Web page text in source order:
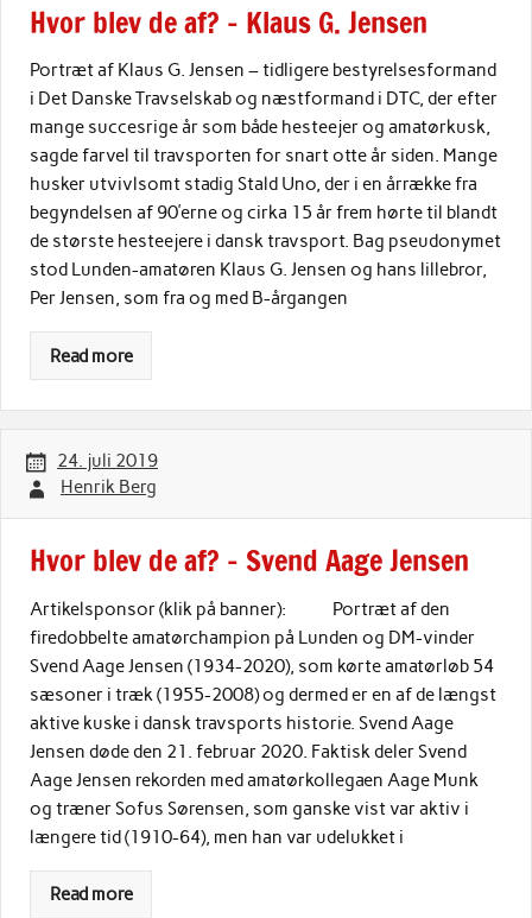
Hvor blev de af? – Klaus G. Jensen
Portræt af Klaus G. Jensen – tidligere bestyrelsesformand
i Det Danske Travselskab og næstformand i DTC, der efter
mange succesrige år som både hesteejer og amatørkusk,
sagde farvel til travsporten for snart otte år siden. Mange
husker utvivlsomt stadig Stald Uno, der i en årrække fra
begyndelsen af 90’erne og cirka 15 år frem hørte til blandt
de største hesteejere i dansk travsport. Bag pseudonymet
stod Lunden-amatøren Klaus G. Jensen og hans lillebror,
Per Jensen, som fra og med B-årgangen
Read more
24. juli 2019
Henrik Berg
Hvor blev de af? – Svend Aage Jensen
Artikelsponsor (klik på banner): Portræt af den
firedobbelte amatørchampion på Lunden og DM-vinder
Svend Aage Jensen (1934-2020), som kørte amatørløb 54
sæsoner i træk (1955-2008) og dermed er en af de længst
aktive kuske i dansk travsports historie. Svend Aage
Jensen døde den 21. februar 2020. Faktisk deler Svend
Aage Jensen rekorden med amatørkollegaen Aage Munk
og træner Sofus Sørensen, som ganske vist var aktiv i
længere tid (1910-64), men han var udelukket i
Read more